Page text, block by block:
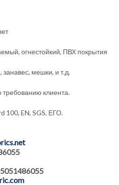
огнестойкий, ПВХ покрытия
мешки, и т.д.
требованию клиента.
100, EN, SGS, ЕГО.